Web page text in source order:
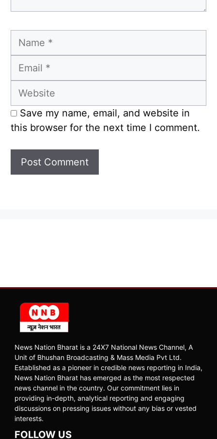
Name
Email
Website
Save my name, email, and website in
this browser for the next time I comment.
News Nation Bharat is a 24X7 National News Channel, A
Unit of Bhushan Broadcasting & Mass Media Pvt Ltd.
Established as a pioneer in credible news reporting in India,
News Nation Bharat has emerged as the most respected
news channel in the country. Our commitment lies in
providing in-depth, analytical reporting and engaging
discussions on pressing issues without any bias or vested
interests.
FOLLOW US